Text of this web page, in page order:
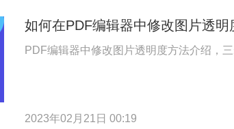
如何在PDF编辑器中修改图片透明
PDF编辑器中修改图片透明度方法介绍，
2023年02月21日 00:19